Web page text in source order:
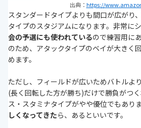
出典： https://
スタンダードタイプよりも間口が広がり
タイプのスタジアムになります。非常に
会の予選にも使われているので練習用に
のため、アタックタイプのベイが大きく
めます。
ただし、フィールドが広いためバトルよ
(長く回転した方が勝ち)だけで勝負がつ
ス・スタミナタイプがやや優位でもありま
しくなってきたら、あるといいです。